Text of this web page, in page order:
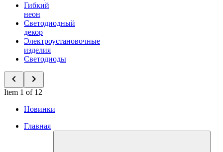
Гибкий
неон
Светодиодный
декор
Электроустановочные
изделия
Светодиоды
Item 1 of 12
Новинки
Главная